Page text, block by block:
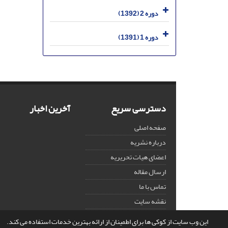
این وب سایت از کوکی ها برای اطمینان از ارائه بهترین خدمات استفاده می کند.
دوره 2 (1392)
دوره 1 (1391)
دسترسی سریع
صفحه اصلی
درباره نشریه
اعضای هیات تحریریه
ارسال مقاله
تماس با ما
نقشه سایت
آخرین اخبار